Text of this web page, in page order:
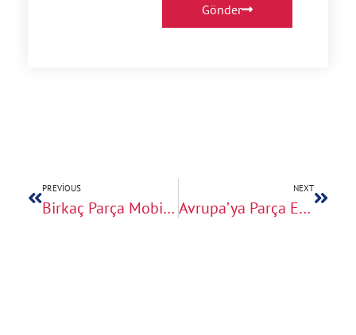
Gönder
PREVIOUS
Birkaç Parça Mobilya İçin Avrupa Nakliye Çözümleri
NEXT
Avrupa’ya Parça Eşya Taşıma Süreleri ve Teslimat Planı